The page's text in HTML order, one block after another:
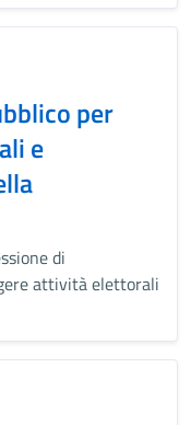
per
e
di
attività elettorali